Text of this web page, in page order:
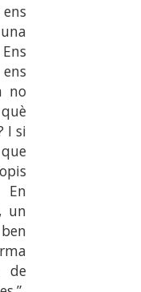
no
I si
un
de